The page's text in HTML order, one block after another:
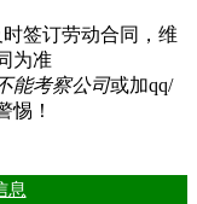
签订劳动合同 ，维
为准
能考察公司或加qq/
惕！
息